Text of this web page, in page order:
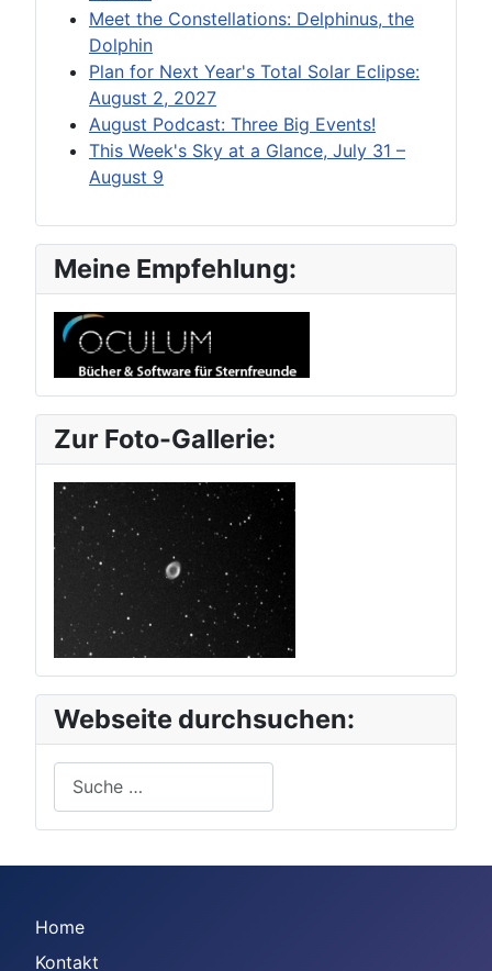
Meet the Constellations: Delphinus, the
Dolphin
Plan for Next Year's Total Solar Eclipse:
August 2, 2027
August Podcast: Three Big Events!
This Week's Sky at a Glance, July 31 –
August 9
Meine Empfehlung:
Zur Foto-Gallerie:
Webseite durchsuchen:
Home
Kontakt